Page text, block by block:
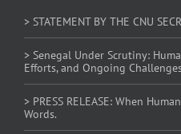
> STATEMENT BY THE CNU
> Senegal Under Scrutiny:
Efforts, and Ongoing
> PRESS RELEASE: When
Words.